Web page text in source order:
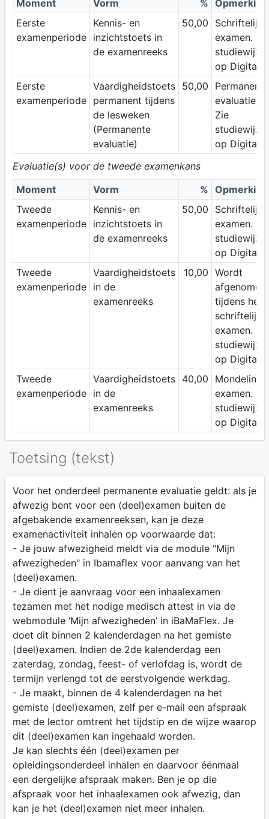
Moment
Vorm % Opmerking
Eerste
examenperiode
Kennis- en
inzichtstoets in
de examenreeks
50,00
Schriftelijk
examen. Zie
studiewijzer
op Digitap.
Eerste
examenperiode
Vaardigheidstoets
permanent tijdens
de lesweken
(Permanente
evaluatie)
50,00
Permanente
evaluatie.
Zie
studiewijzer
op Digitap.
Evaluatie(s) voor de tweede examenkans
Moment
Vorm % Opmerking
Tweede
examenperiode
Kennis- en
inzichtstoets in
de examenreeks
50,00
Schriftelijk
examen. Zie
studiewijzer
op Digitap.
Tweede
examenperiode
Vaardigheidstoets
in de
examenreeks
10,00 Wordt
afgenomen
tijdens het
schriftelijk
examen. Zie
studiewijzer
op Digitap.
Tweede
examenperiode
Vaardigheidstoets
in de
examenreeks
40,00
Mondeling
examen. Zie
studiewijzer
op Digitap.
Toetsing (tekst)
Voor het onderdeel permanente evaluatie geldt: als je
afwezig bent voor een (deel)examen buiten de
afgebakende examenreeksen, kan je deze
examenactiviteit inhalen op voorwaarde dat:
- Je jouw afwezigheid meldt via de module "Mijn
afwezigheden" in Ibamaflex voor aanvang van het
(deel)examen.
- Je dient je aanvraag voor een inhaalexamen
tezamen met het nodige medisch attest in via de
webmodule ‘Mijn afwezigheden’ in iBaMaFlex. Je
doet dit binnen 2 kalenderdagen na het gemiste
(deel)examen. Indien de 2de kalenderdag een
zaterdag, zondag, feest- of verlofdag is, wordt de
termijn verlengd tot de eerstvolgende werkdag.
- Je maakt, binnen de 4 kalenderdagen na het
gemiste (deel)examen, zelf per e-mail een afspraak
met de lector omtrent het tijdstip en de wijze waarop
dit (deel)examen kan ingehaald worden.
Je kan slechts één (deel)examen per
opleidingsonderdeel inhalen en daarvoor éénmaal
een dergelijke afspraak maken. Ben je op die
afspraak voor het inhaalexamen ook afwezig, dan
kan je het (deel)examen niet meer inhalen.